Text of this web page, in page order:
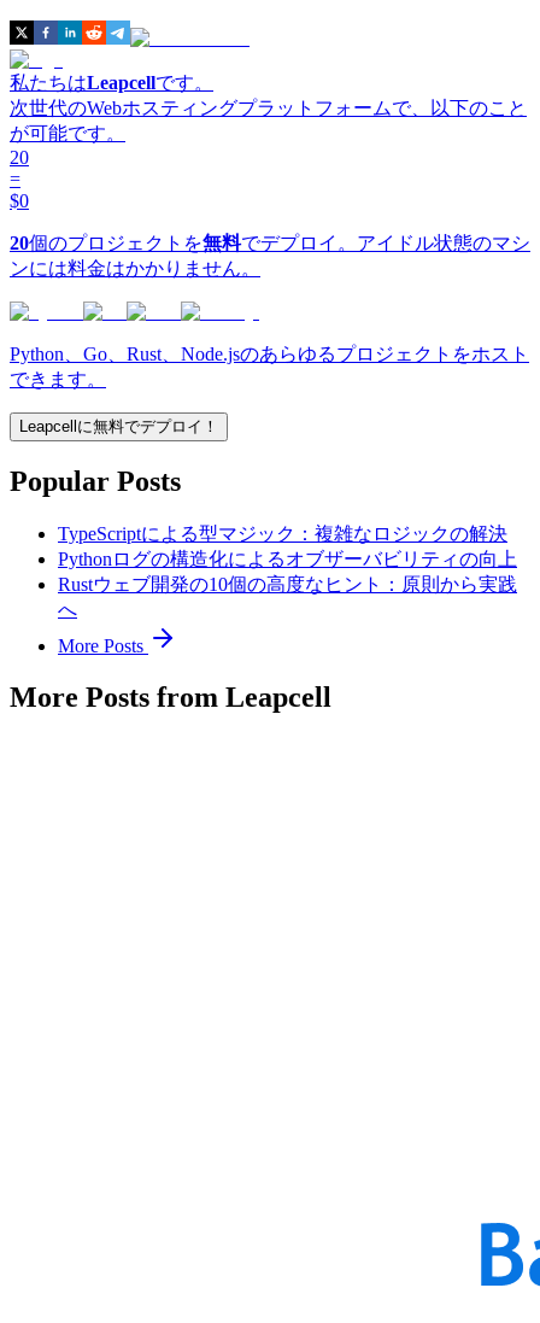
私たちはLeapcellです。
次世代のWebホスティングプラットフォームで、以下のこと
が可能です。
20
=
$0
20個のプロジェクトを無料でデプロイ。アイドル状態のマシ
ンには料金はかかりません。
Python、Go、Rust、Node.jsのあらゆるプロジェクトをホスト
できます。
Leapcellに無料でデプロイ！
Popular Posts
TypeScriptによる型マジック：複雑なロジックの解決
Pythonログの構造化によるオブザーバビリティの向上
Rustウェブ開発の10個の高度なヒント：原則から実践
へ
More Posts
More Posts from Leapcell